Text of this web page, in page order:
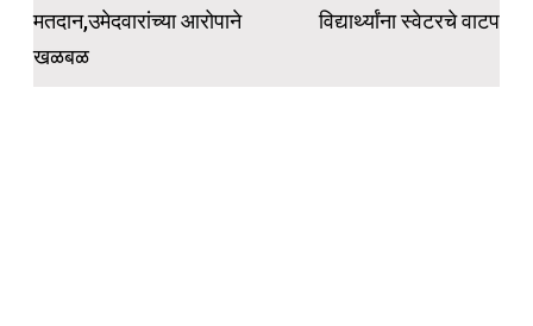
मतदान,उमेदवारांच्या आरोपाने
खळबळ
विद्यार्थ्यांना स्वेटरचे वाटप